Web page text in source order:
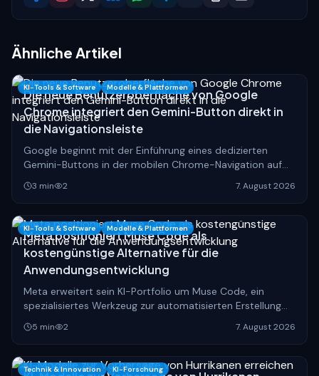
Ähnliche Artikel
KI-Tools & Software Modelle & Plattformen
Die neue Benutzeroberfläche von Google
Chrome integriert den Gemini-Button direkt in
die Navigationsleiste
Google beginnt mit der Einführung eines dedizierten
Gemini-Buttons in der mobilen Chrome-Navigation auf
Android, was die Art und Weise der Websuche
grundlegend verändern könnte.
3 min 2 7. August 2026
KI-Tools & Software Modelle & Plattformen
Meta positioniert Muse Code als
kostengünstige Alternative für die
Anwendungsentwicklung
Meta erweitert sein KI-Portfolio um Muse Code, ein
spezialisiertes Werkzeug zur automatisierten Erstellung
von Software, das den Markt für Entwicklungs-KIs
preislich unter Druck setzt.
5 min 2 7. August 2026
Technik & Innovation KI-Forschung